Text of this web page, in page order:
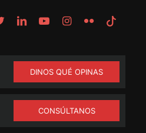
DINOS QUÉ OPINAS
CONSÚLTANOS